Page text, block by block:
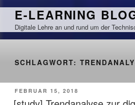
Zum
springen
E-LEARNING
Digitale Lehre an und rund um der
SCHLAGWORT:
VERÖFFENTLICHT
AM
FEBRUAR 15, 2018